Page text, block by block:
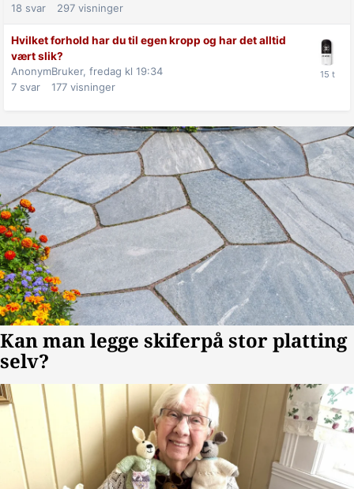
18 svar 297 visninger
Hvilket forhold har du til egen kropp og har det alltid
vært slik?
AnonymBruker, fredag kl 19:34
7 svar 177 visninger